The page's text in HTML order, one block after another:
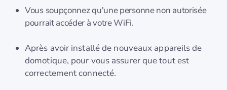
Vous soupçonnez qu'une personne non autorisée
pourrait accéder à votre WiFi.
Après avoir installé de nouveaux appareils de
domotique, pour vous assurer que tout est
correctement connecté.